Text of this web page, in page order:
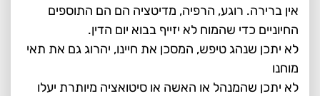
אין ברירה. רוגע, הרפיה, מדיטציה הם הם התוספים
החיוניים כדי שהמוח לא יזייף בבוא יום הדין.
לא יתכן שנהג טיפש, המסכן את חיינו, יהרוג גם את תאי
מוחנו
לא יתכן שהמנהל או האשה או סיטואציה מיותרת יעלו